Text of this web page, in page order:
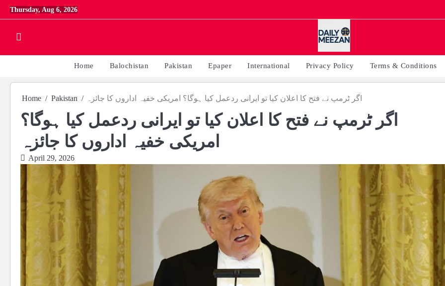
Skip
to
Thursday, Aug 6, 2026
Home Balochistan Pakistan Epaper International Privacy Policy Terms & Conditions
Home Pakistan اگر ٹرمپ نے فتح کا اعلان کیا تو ایرانی ردعمل کیا ہوگا؟ امریکی خفیہ اداروں کا جائزہ
اگر ٹرمپ نے فتح کا اعلان کیا تو ایرانی ردعمل کیا ہوگا؟
امریکی خفیہ اداروں کا جائزہ
April 29, 2026